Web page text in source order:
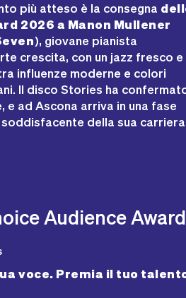
più atteso è la consegna
2026 a Manon Mullener
), giovane pianista
crescita, con un jazz fresco e
influenze moderne e colori
Il discoStories ha
e ad Ascona arriva in una fase
della sua
Audience Award
voce. Premia il tuo